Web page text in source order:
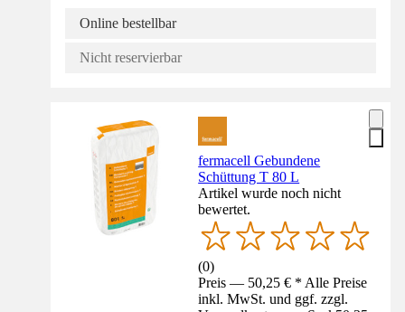
Online bestellbar
Nicht reservierbar
fermacell Gebundene
Schüttung T 80 L
Artikel wurde noch nicht
bewertet.
(0)
Preis — 50,25 € * Alle Preise
inkl. MwSt. und ggf. zzgl.